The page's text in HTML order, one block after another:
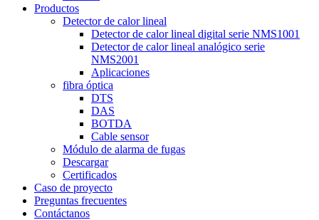
Productos
Detector de calor lineal
Detector de calor lineal digital serie NMS1001
Detector de calor lineal analógico serie
NMS2001
Aplicaciones
fibra óptica
DTS
DAS
BOTDA
Cable sensor
Módulo de alarma de fugas
Descargar
Certificados
Caso de proyecto
Preguntas frecuentes
Contáctanos